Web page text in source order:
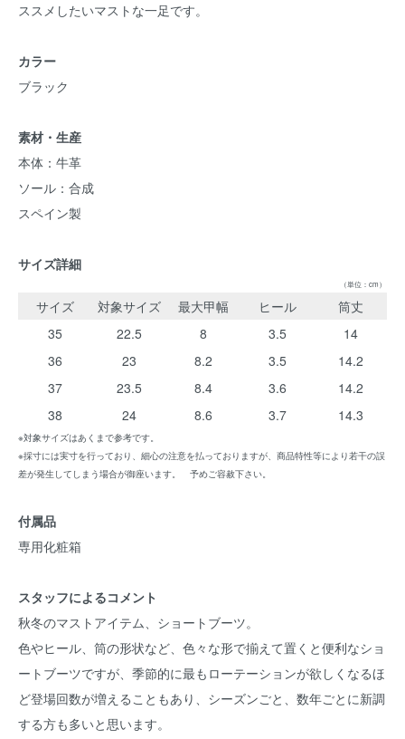
ススメしたいマストな一足です。
カラー
ブラック
素材・生産
本体：牛革
ソール：合成
スペイン製
サイズ詳細
（単位：cm）
サイズ 対象サイズ 最大甲幅 ヒール
筒丈
35
22.5 8 3.5
14
36
23 8.2 3.5
14.2
37
23.5 8.4 3.6
14.2
38
24 8.6 3.7 14.3
※対象サイズはあくまで参考です。
※採寸には実寸を行っており、細心の注意を払っておりますが、商品特性等により若干の誤
差が発生してしまう場合が御座います。 予めご容赦下さい。
付属品
専用化粧箱
スタッフによるコメント
秋冬のマストアイテム、ショートブーツ。
色やヒール、筒の形状など、色々な形で揃えて置くと便利なショ
ートブーツですが、季節的に最もローテーションが欲しくなるほ
ど登場回数が増えることもあり、シーズンごと、数年ごとに新調
する方も多いと思います。